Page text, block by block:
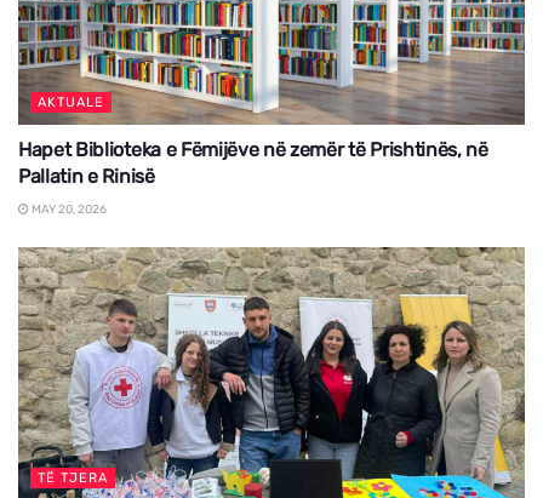
AKTUALE
Hapet Biblioteka e Fëmijëve në zemër të Prishtinës, në
Pallatin e Rinisë
MAY 20, 2026
TË TJERA